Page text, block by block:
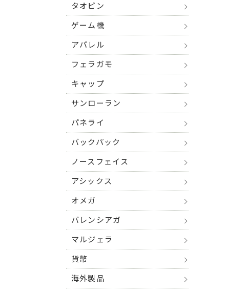
タオピン
ゲーム機
アパレル
フェラガモ
キャップ
サンローラン
パネライ
バックパック
ノースフェイス
アシックス
オメガ
バレンシアガ
マルジェラ
貨幣
海外製品